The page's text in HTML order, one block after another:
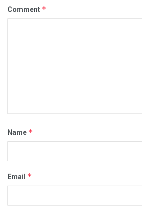
Comment *
Name *
Email *